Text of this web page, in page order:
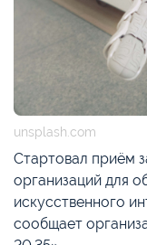
unsplash.com
Стартовал приём
организаций для
искусственного
сообщает